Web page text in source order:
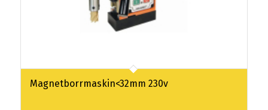
Magnetborrmaskin<32mm 230v